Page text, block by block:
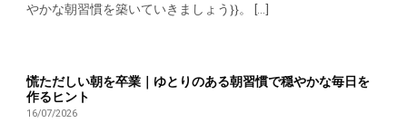
やかな朝習慣を築いていきましょう}}。 [...]
慌ただしい朝を卒業｜ゆとりのある朝習慣で穏やかな毎日を
作るヒント
16/07/2026